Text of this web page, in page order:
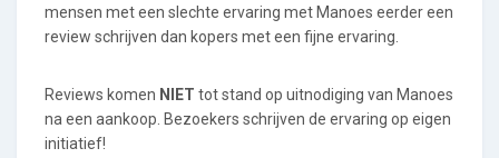
mensen met een slechte ervaring met Manoes eerder een
review schrijven dan kopers met een fijne ervaring.
Reviews komen NIET tot stand op uitnodiging van Manoes
na een aankoop. Bezoekers schrijven de ervaring op eigen
initiatief!